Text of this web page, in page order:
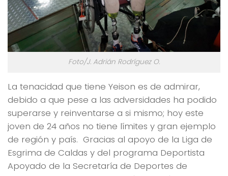
Foto/J. Adrián Rodríguez O.
La tenacidad que tiene Yeison es de admirar,
debido a que pese a las adversidades ha podido
superarse y reinventarse a si mismo; hoy este
joven de 24 años no tiene límites y gran ejemplo
de región y país. Gracias al apoyo de la Liga de
Esgrima de Caldas y del programa Deportista
Apoyado de la Secretaría de Deportes de